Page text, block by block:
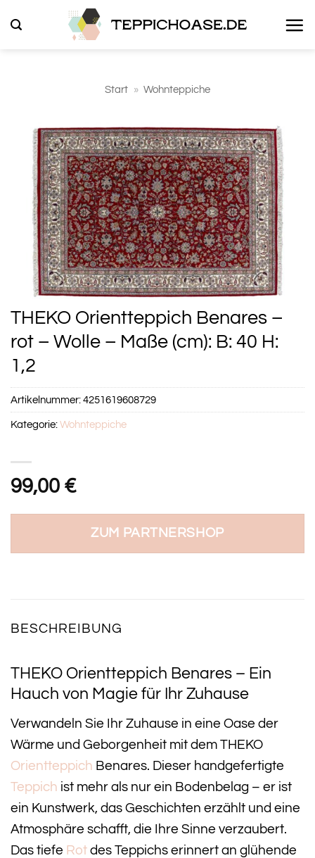
Inhalt
Start » Wohnteppiche
THEKO Orientteppich Benares –
rot – Wolle – Maße (cm): B: 40 H:
1,2
99,00 €
ZUM PARTNERSHOP
Artikelnummer:4251619608729
Kategorie:Wohnteppiche
BESCHREIBUNG
THEKO Orientteppich Benares – Ein
Hauch von Magie für Ihr Zuhause
Verwandeln Sie Ihr Zuhause in eine Oase der
Wärme und Geborgenheit mit dem THEKO
Orientteppich Benares. Dieser handgefertigte
Teppich ist mehr als nur ein Bodenbelag – er ist
ein Kunstwerk, das Geschichten erzählt und eine
Atmosphäre schafft, die Ihre Sinne verzaubert.
Das tiefe Rot des Teppichs erinnert an glühende